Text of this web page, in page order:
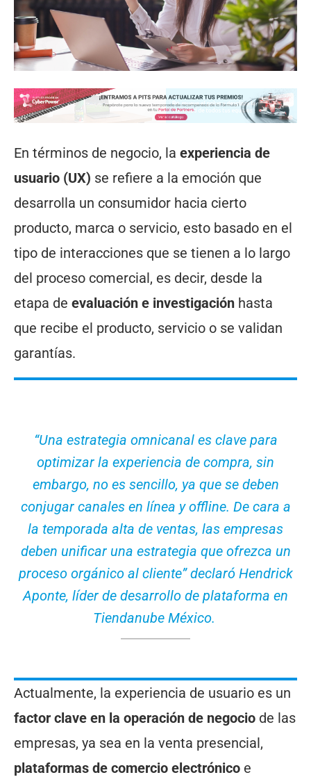
En términos de negocio, la experiencia de
usuario (UX) se refiere a la emoción que
desarrolla un consumidor hacia cierto
producto, marca o servicio, esto basado en el
tipo de interacciones que se tienen a lo largo
del proceso comercial, es decir, desde la
etapa de evaluación e investigación hasta
que recibe el producto, servicio o se validan
garantías.
“Una estrategia omnicanal es clave para
optimizar la experiencia de compra, sin
embargo, no es sencillo, ya que se deben
conjugar canales en línea y offline. De cara a
la temporada alta de ventas, las empresas
deben unificar una estrategia que ofrezca un
proceso orgánico al cliente” declaró Hendrick
Aponte, líder de desarrollo de plataforma en
Tiendanube México.
Actualmente, la experiencia de usuario es un
factor clave en la operación de negocio de las
empresas, ya sea en la venta presencial,
plataformas de comercio electrónico e